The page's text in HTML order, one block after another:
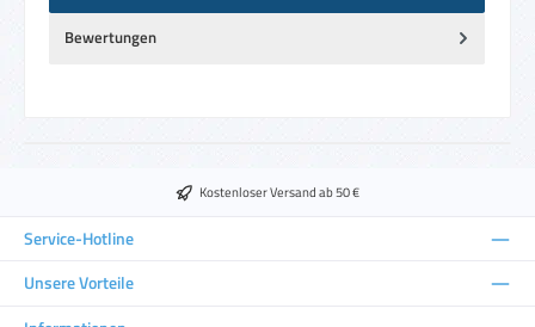
Bewertungen
Kostenloser Versand ab 50 €
Service-Hotline
Unsere Vorteile